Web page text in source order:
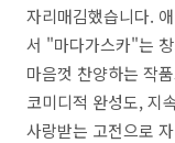
자리매김했습니다.
서 "마다가스카"는
마음껏 찬양하는 작
코미디적 완성도, 지
사랑받는 고전으로